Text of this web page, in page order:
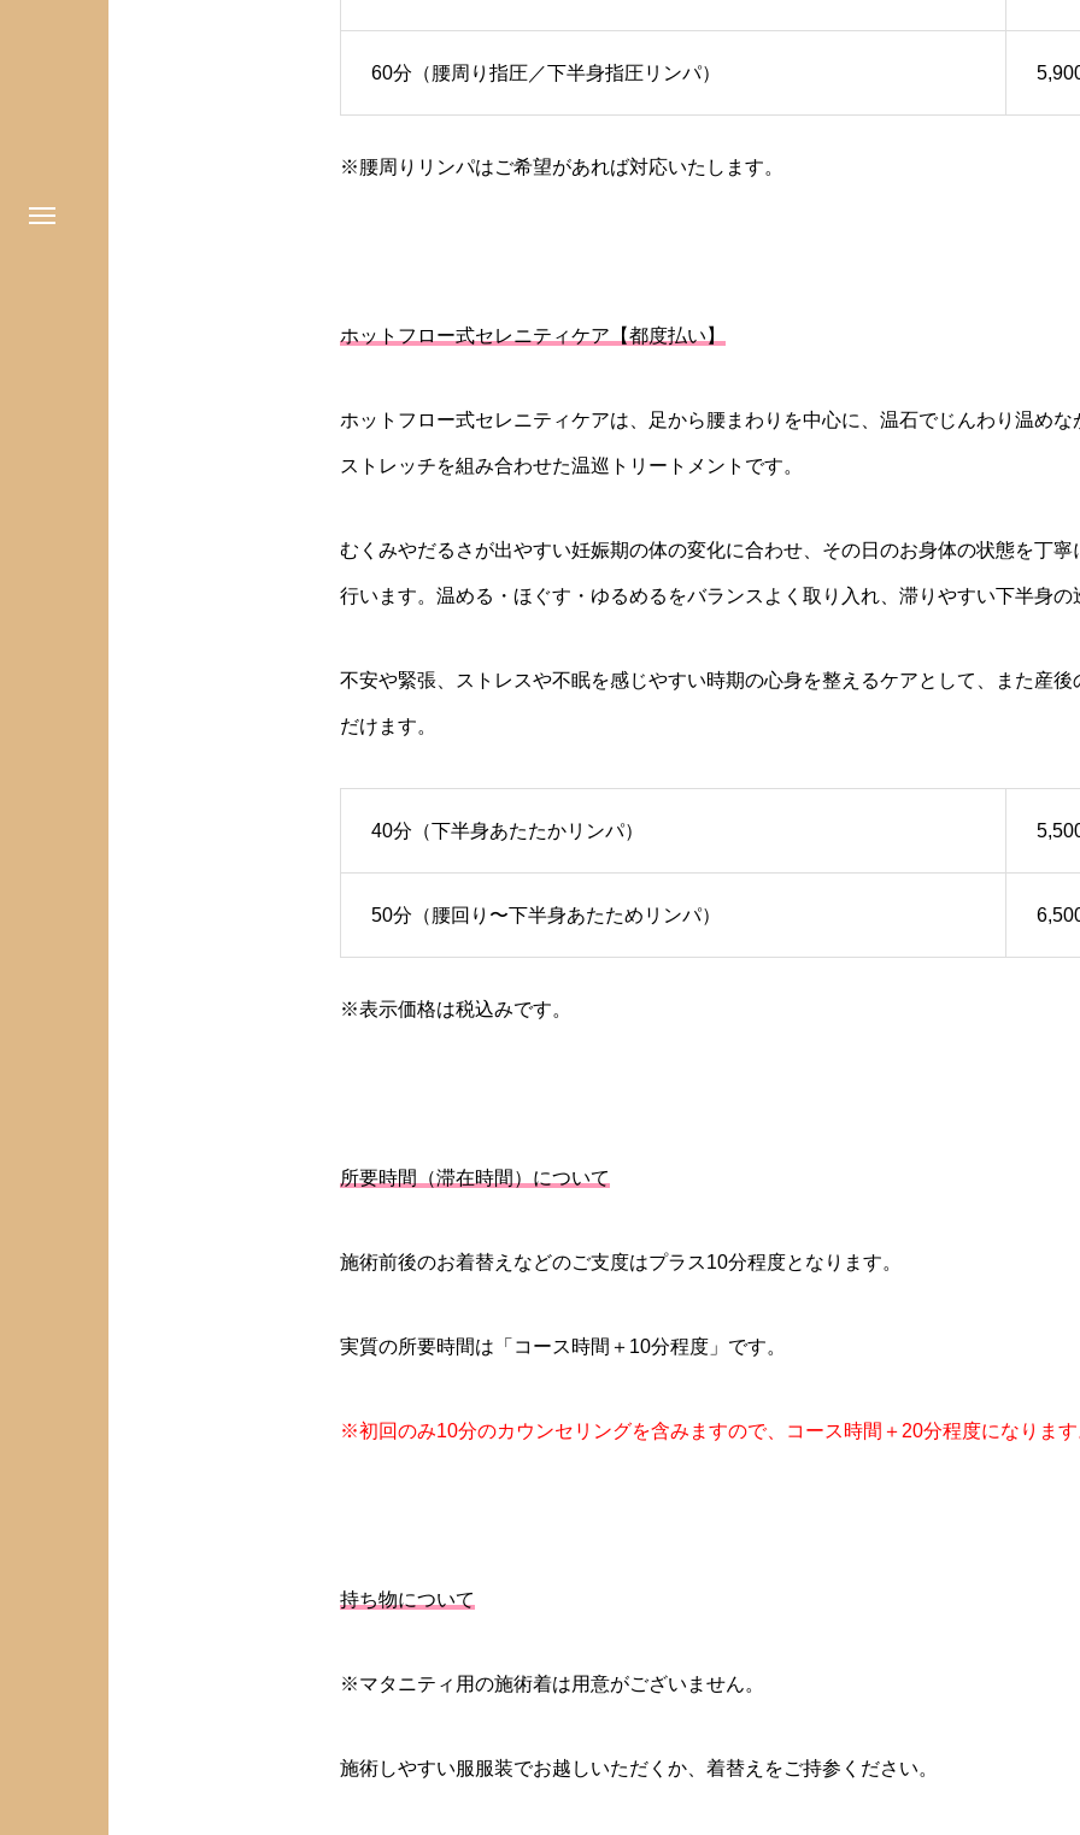
60分（腰周り指圧／下半身指圧リンパ）
※腰周りリンパはご希望があれば対応いたします。
ホットフロー式セレニティケア【都度払い】
ホットフロー式セレニティケアは、足から腰まわりを中心に、温石でじんわり温め
ストレッチを組み合わせた温巡トリートメントです。
むくみやだるさが出やすい妊娠期の体の変化に合わせ、その日のお身体の状態を丁
行います。温める・ほぐす・ゆるめるをバランスよく取り入れ、滞りやすい下半身の
不安や緊張、ストレスや不眠を感じやすい時期の心身を整えるケアとして、また産
だけます。
40分（下半身あたたかリンパ）
50分（腰回り〜下半身あたためリンパ）
※表示価格は税込みです。
所要時間（滞在時間）について
施術前後のお着替えなどのご支度はプラス10分程度となります。
実質の所要時間は「コース時間＋10分程度」です。
※初回のみ10分のカウンセリングを含みますので、コース時間＋20分程度になります
持ち物について
※マタニティ用の施術着は用意がございません。
施術しやすい服服装でお越しいただくか、着替えをご持参ください。